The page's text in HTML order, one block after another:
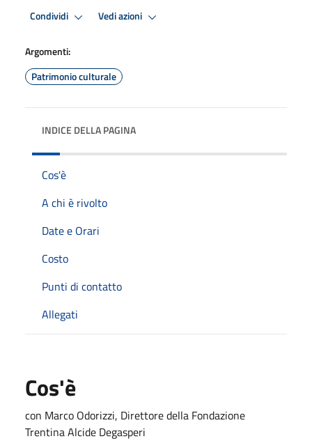
Condividi Vedi azioni
Argomenti:
Patrimonio culturale
INDICE DELLA PAGINA
Cos'è
A chi è rivolto
Date e Orari
Costo
Punti di contatto
Allegati
Cos'è
con Marco Odorizzi, Direttore della Fondazione
Trentina Alcide Degasperi